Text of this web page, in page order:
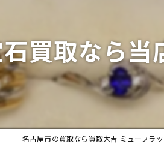
買取なら当
名古屋市の買取なら買取大吉 ミュープラ